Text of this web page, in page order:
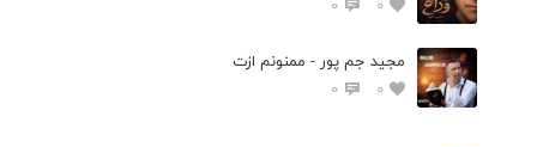
مجید جم پور - ممنونم ازت
0
0